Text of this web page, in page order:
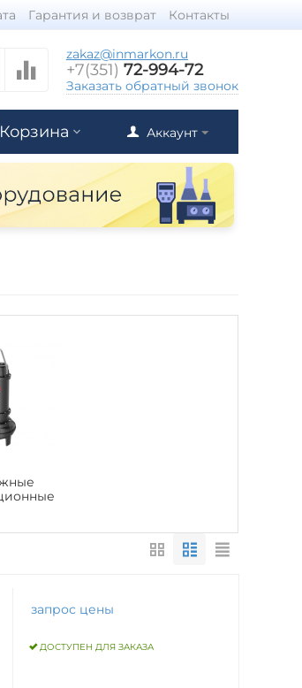
Гарантия и возврат Контакты
zakaz@inmarkon.ru
+7(351) 72-994-72
Заказать обратный звонок
Аккаунт
Корзина
запрос цены
ДОСТУПЕН ДЛЯ ЗАКАЗА